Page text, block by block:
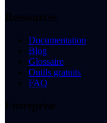
Documentation
Blog
Glossaire
Outils gratuits
FAQ